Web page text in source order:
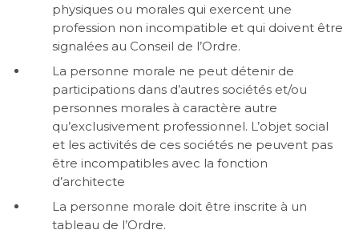
physiques ou morales qui exercent une
profession non incompatible et qui doivent être
signalées au Conseil de l’Ordre.
La personne morale ne peut détenir de
participations dans d’autres sociétés et/ou
personnes morales à caractère autre
qu’exclusivement professionnel. L’objet social
et les activités de ces sociétés ne peuvent pas
être incompatibles avec la fonction
d’architecte
La personne morale doit être inscrite à un
tableau de l’Ordre.